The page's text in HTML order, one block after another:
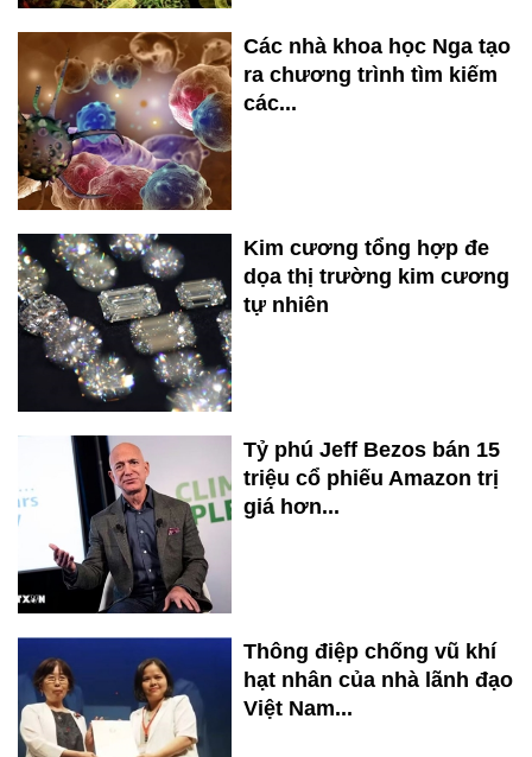
Các nhà khoa học Nga tạo
ra chương trình tìm kiếm
các...
Kim cương tổng hợp đe
dọa thị trường kim cương
tự nhiên
Tỷ phú Jeff Bezos bán 15
triệu cổ phiếu Amazon trị
giá hơn...
Thông điệp chống vũ khí
hạt nhân của nhà lãnh đạo
Việt Nam...